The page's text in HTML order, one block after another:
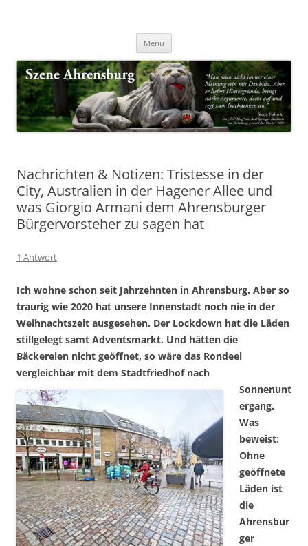
Szene Ahrensburg
Menü
Nachrichten & Notizen: Tristesse in der
City, Australien in der Hagener Allee und
was Giorgio Armani dem Ahrensburger
Bürgervorsteher zu sagen hat
1 Antwort
Ich wohne schon seit Jahrzehnten in Ahrensburg. Aber so
traurig wie 2020 hat unsere Innenstadt noch nie in der
Weihnachtszeit ausgesehen. Der Lockdown hat die Läden
stillgelegt samt Adventsmarkt. Und hätten die
Bäckereien nicht geöffnet, so wäre das Rondeel
vergleichbar mit dem Stadtfriedhof nach
Sonnenunt
ergang.
Was
beweist:
Ohne
geöffnete
Läden ist
die
Ahrensbur
ger